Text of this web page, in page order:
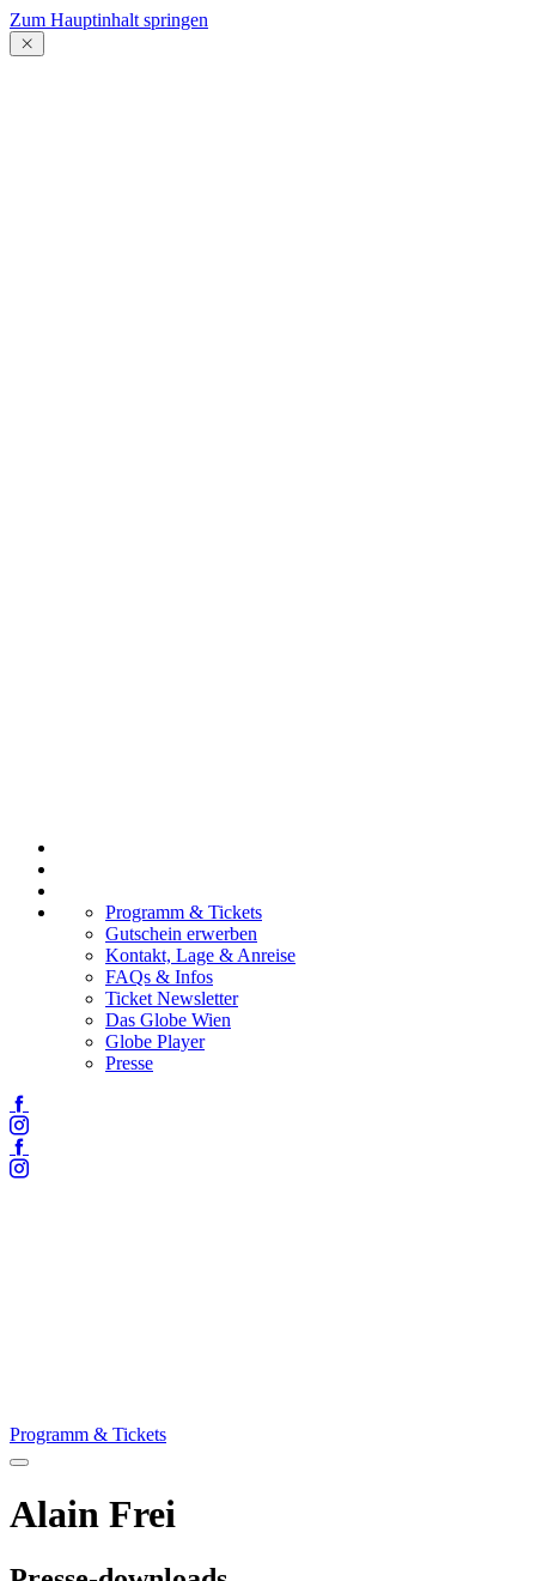
Zum Hauptinhalt springen
Menü
schließen
Programm & Tickets
Gutschein erwerben
Kontakt, Lage & Anreise
FAQs & Infos
Ticket Newsletter
Das Globe Wien
Globe Player
Presse
Facebook
Instagram
Facebook
Instagram
Programm & Tickets
Menü
Alain Frei